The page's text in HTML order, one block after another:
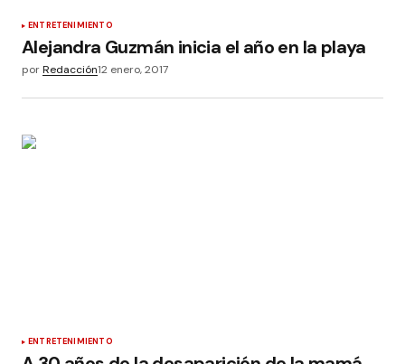
ENTRETENIMIENTO
Alejandra Guzmán inicia el año en la playa
porRedacción12 enero, 2017
ENTRETENIMIENTO